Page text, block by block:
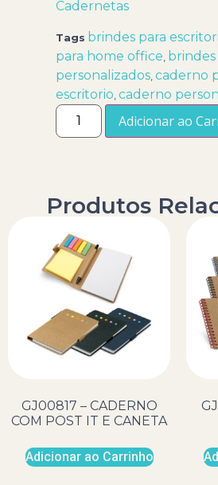
Cadernetas
Tags brindes para
para home office, brindes
personalizados,caderno
escritorio,caderno
Adicionar ao
Produtos
GJ00817 – CADERNO
COM POST IT E CANETA
Adicionar ao Carrinho